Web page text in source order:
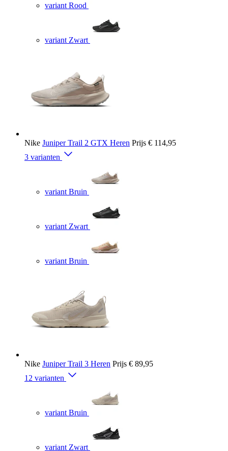
variant Rood
variant Zwart
Nike Juniper Trail 2 GTX Heren Prijs € 114,95
3 varianten
variant Bruin
variant Zwart
variant Bruin
Nike Juniper Trail 3 Heren Prijs € 89,95
12 varianten
variant Bruin
variant Zwart